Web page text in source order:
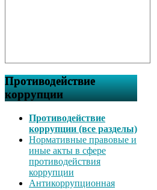
Противодействие
коррупции
Противодействие
коррупции (все разделы)
Нормативные правовые и
иные акты в сфере
противодействия
коррупции
Антикоррупционная